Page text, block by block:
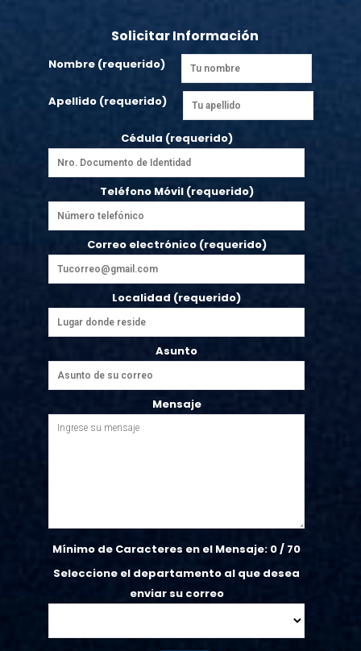
Solicitar Información
Nombre (requerido)
Apellido (requerido)
Cédula (requerido)
Teléfono Móvil (requerido)
Correo electrónico (requerido)
Localidad (requerido)
Asunto
Mensaje
Mínimo de Caracteres en el Mensaje: 0/ 70
Seleccione el departamento al que desea
enviar su correo